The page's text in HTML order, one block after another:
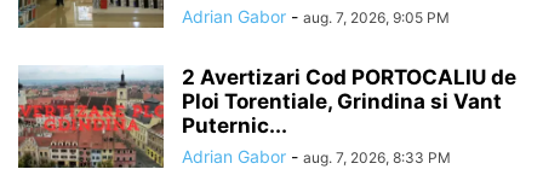
Adrian Gabor - aug. 7, 2026, 9:05 PM
2 Avertizari Cod PORTOCALIU de
Ploi Torentiale, Grindina si Vant
Puternic...
Adrian Gabor - aug. 7, 2026, 8:33 PM